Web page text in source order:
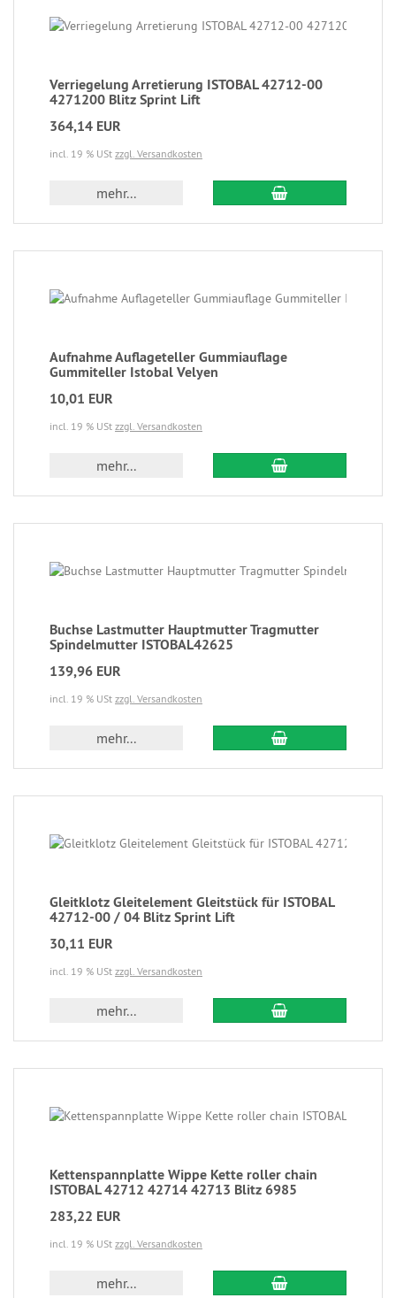
Verriegelung Arretierung ISTOBAL 42712-00
4271200 Blitz Sprint Lift
364,14 EUR
incl. 19 % USt zzgl. Versandkosten
mehr...
Aufnahme Auflageteller Gummiauflage
Gummiteller Istobal Velyen
10,01 EUR
incl. 19 % USt zzgl. Versandkosten
mehr...
Buchse Lastmutter Hauptmutter Tragmutter
Spindelmutter ISTOBAL42625
139,96 EUR
incl. 19 % USt zzgl. Versandkosten
mehr...
Gleitklotz Gleitelement Gleitstück für ISTOBAL
42712-00 / 04 Blitz Sprint Lift
30,11 EUR
incl. 19 % USt zzgl. Versandkosten
mehr...
Kettenspannplatte Wippe Kette roller chain
ISTOBAL 42712 42714 42713 Blitz 6985
283,22 EUR
incl. 19 % USt zzgl. Versandkosten
mehr...